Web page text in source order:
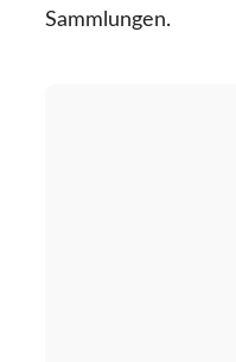
Sammlungen.